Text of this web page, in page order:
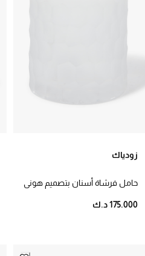
حامل فرشاة أسنان بتصميم هوني
زودياك
175.000 د.ك